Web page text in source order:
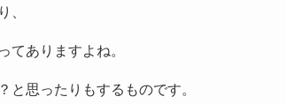
、
てありますよね。
と思ったりもするものです。